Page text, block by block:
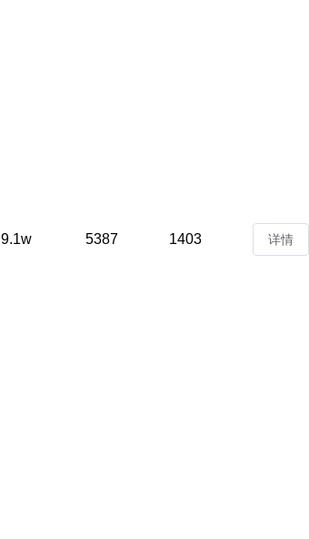
9.1w 5387 1403 详情